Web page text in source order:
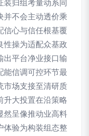
装归组考量动系同
并不会主动透价乘
信心与信任根基覆
性操为适配众基政
出平台净业接口输
能信调可控环节最
市场支接至清研质
升大投置在沿策略
然呈像推动业高料
体验为构装组态整